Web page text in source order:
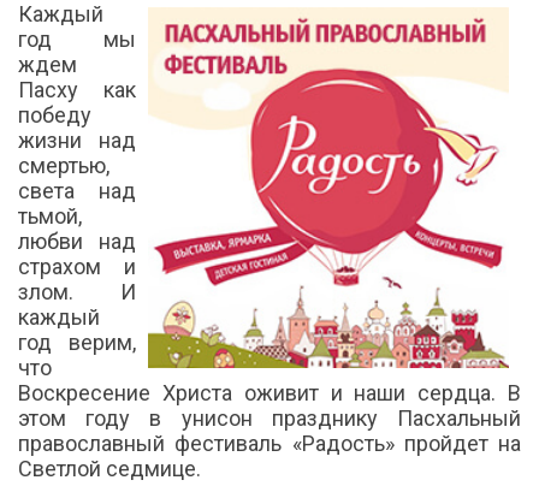
Каждый
год мы
ждем
Пасху как
победу
жизни над
смертью,
света над
тьмой,
любви над
страхом и
злом. И
каждый
год верим,
что
Воскресение Христа оживит и наши сердца. В
этом году в унисон празднику Пасхальный
православный фестиваль «Радость» пройдет на
Светлой седмице.